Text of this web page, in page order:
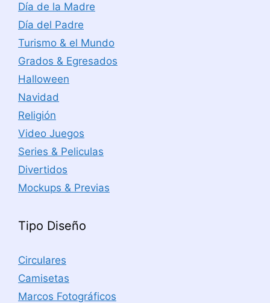
Día de la Madre
Día del Padre
Turismo & el Mundo
Grados & Egresados
Halloween
Navidad
Religión
Video Juegos
Series & Peliculas
Divertidos
Mockups & Previas
Tipo Diseño
Circulares
Camisetas
Marcos Fotográficos